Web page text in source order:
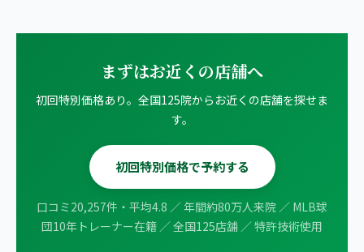
まずはお近くの店舗へ
初回特別価格あり。全国125院からお近くの店舗を探せま
す。
初回特別価格で予約する
口コミ20,257件・平均4.8 ／ 年間約80万人来院 ／ MLB球
団10年トレーナー在籍 ／ 全国125店舗 ／ 特許技術使用